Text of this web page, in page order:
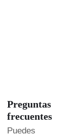
Preguntas
frecuentes
Puedes